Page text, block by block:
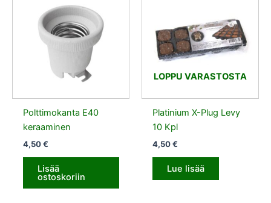
Polttimokanta E40
keraaminen
4,50€
Lisää
ostoskoriin
LOPPU VARASTOSTA
Platinium X-Plug Levy
10 Kpl
4,50€
Lue lisää